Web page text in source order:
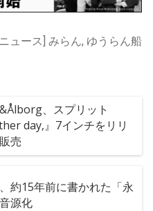
ュース] みらん, ゆうらん船
、スプリット
day,』7インチをリリ
売
約15年前に書かれた「永
源化